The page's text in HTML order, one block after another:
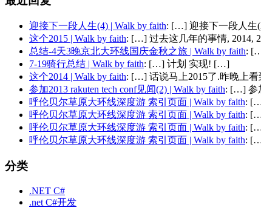
迎接下一段人生(4) | Walk by faith: […] 迎接下一段人
这个2015 | Walk by faith: […] 过去这几年的事情, 2014,
总结-4天3晚京北大环线国庆金秋之旅 | Walk by faith:
7-19骑行总结 | Walk by faith: […] 计划 实现! […]
这个2014 | Walk by faith: […] 话说马上2015了.昨晚上看
参加2013 rakuten tech conf见闻(2) | Walk by faith: […] 参
呼伦贝尔草原大环线深度游 索引页面 | Walk by faith:
呼伦贝尔草原大环线深度游 索引页面 | Walk by faith:
呼伦贝尔草原大环线深度游 索引页面 | Walk by faith:
呼伦贝尔草原大环线深度游 索引页面 | Walk by faith:
分类
.NET C#
.net C#开发